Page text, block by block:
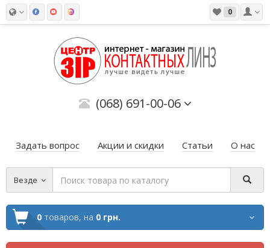
0
(068) 691-00-06
Задать вопрос Акции и скидки Статьи О нас
Везде
0 товаров, на 0 грн.